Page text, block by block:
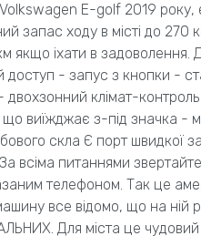
E-golf 2019 року,
запас ходу в місті до 270
якщо іхати в задоволення.
доступ - запус з кнопки -
клімат-
виїжджає з-під значка -
скла Є порт швидкої
всіма питаннями
телефоном. Так це
все відомо, що на ній
Для міста це чудовий